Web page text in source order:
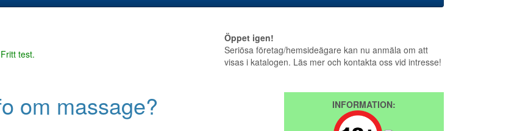
test.
Öppet igen!
Seriösa företag/hemsideägare kan nu anmäla om att
visas i katalogen. Läs mer och kontakta oss vid intresse!
om massage? INFORMATION: